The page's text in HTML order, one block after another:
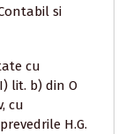
si
cu
lit. b) din O
cu
H.G.